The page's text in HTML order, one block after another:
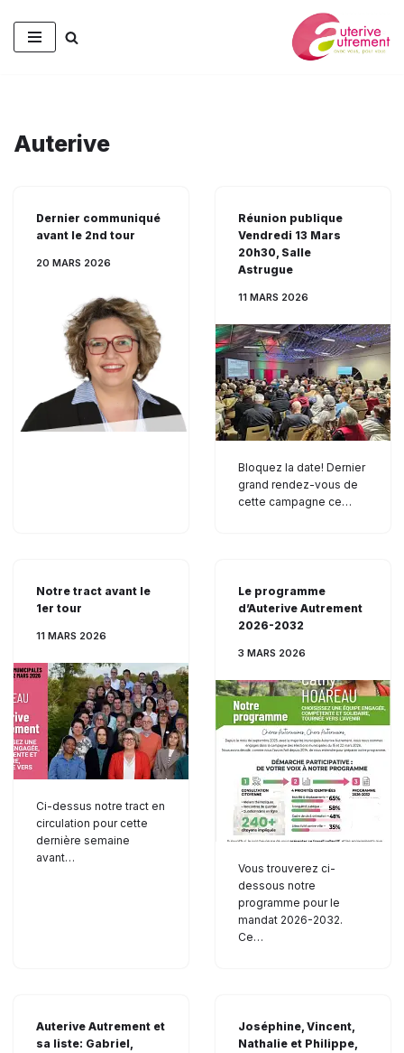
Aller
Auterive
Dernier communiqué
avant le 2nd tour
20 MARS 2026
Réunion publique
Vendredi 13 Mars
20h30, Salle
Astrugue
11 MARS 2026
Bloquez la date! Dernier
grand rendez-vous de
cette campagne ce…
Notre tract avant le
1er tour
11 MARS 2026
Ci-dessus notre tract en
circulation pour cette
dernière semaine
avant…
Le programme
d’Auterive Autrement
2026-2032
3 MARS 2026
Vous trouverez ci-
dessous notre
programme pour le
mandat 2026-2032.
Ce…
Auterive Autrement et
sa liste: Gabriel,
Joséphine, Vincent,
Nathalie et Philippe,